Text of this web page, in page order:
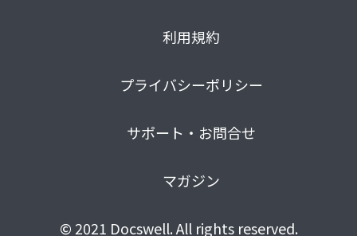
利用規約
プライバシーポリシー
サポート・お問合せ
マガジン
© 2021 Docswell. All rights reserved.